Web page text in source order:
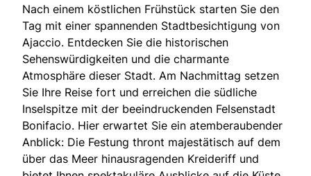
Nach einem köstlichen Frühstück starten Sie den
Tag mit einer spannenden Stadtbesichtigung von
Ajaccio. Entdecken Sie die historischen
Sehenswürdigkeiten und die charmante
Atmosphäre dieser Stadt. Am Nachmittag setzen
Sie Ihre Reise fort und erreichen die südliche
Inselspitze mit der beeindruckenden Felsenstadt
Bonifacio. Hier erwartet Sie ein atemberaubender
Anblick: Die Festung thront majestätisch auf dem
über das Meer hinausragenden Kreideriff und